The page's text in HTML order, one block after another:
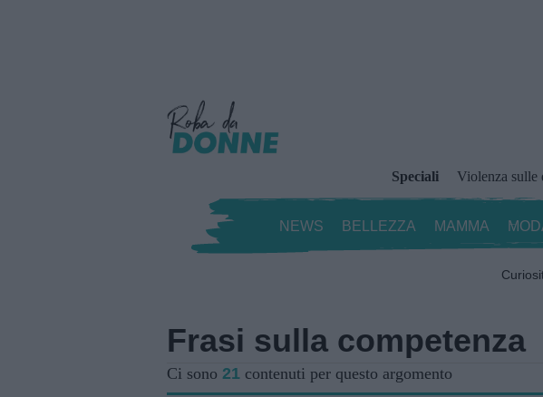
Speciali Violenza sulle
NEWS BELLEZZA MAMMA
Frasi sulla competenza
Ci sono 21 contenuti per questo argomento